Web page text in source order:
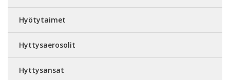
Hyötytaimet
Hyttysaerosolit
Hyttysansat